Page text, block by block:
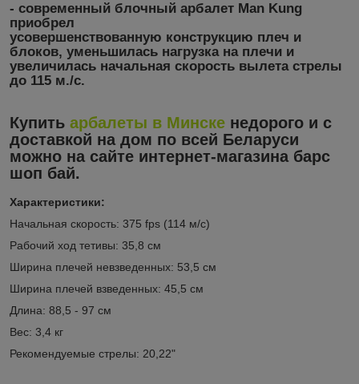
- современный блочный арбалет Man Kung
приобрел
усовершенствованную конструкцию плеч и
блоков, уменьшилась нагрузка на плечи и
увеличилась начальная скорость вылета стрелы
до 115 м./с.
Купить арбалеты в Минске недорого и с
доставкой на дом по всей Беларуси
можно на сайте интернет-магазина барс
шоп бай.
Характеристики:
Начальная скорость: 375 fps (114 м/с)
Рабочий ход тетивы: 35,8 см
Ширина плечей невзведенных: 53,5 см
Ширина плечей взведенных: 45,5 см
Длина: 88,5 - 97 см
Вес: 3,4 кг
Рекомендуемые стрелы: 20,22"